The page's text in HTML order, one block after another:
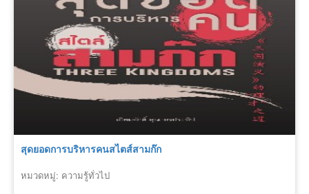
สุดยอดการบริหารคนสไตส์สามก๊ก
หมวดหมู่: ความรู้ทั่วไป